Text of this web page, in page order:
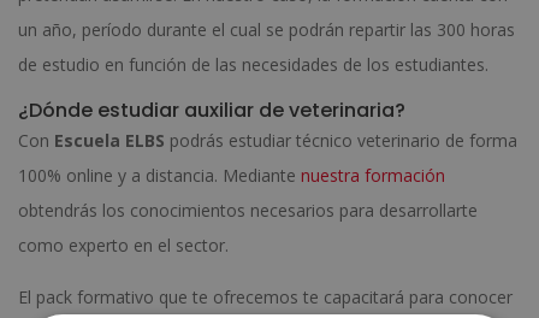
un año, período durante el cual se podrán repartir las 300 horas
de estudio en función de las necesidades de los estudiantes.
¿Dónde estudiar auxiliar de veterinaria?
Con Escuela ELBS podrás estudiar técnico veterinario de forma
100% online y a distancia. Mediante nuestra formación
obtendrás los conocimientos necesarios para desarrollarte
como experto en el sector.
El pack formativo que te ofrecemos te capacitará para conocer